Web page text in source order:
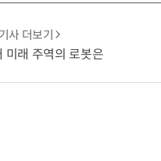
기사 더보기
미래 주역의 로봇은